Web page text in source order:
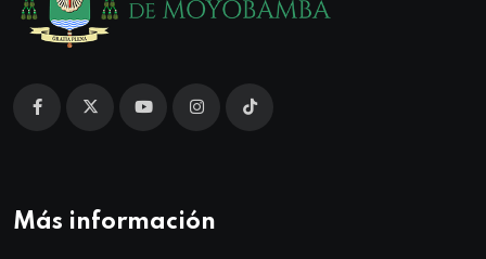
Más información